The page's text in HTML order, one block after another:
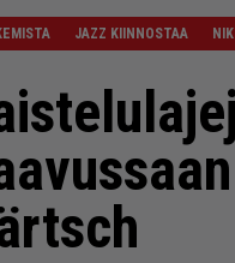
JAZZ KIINNOSTAA